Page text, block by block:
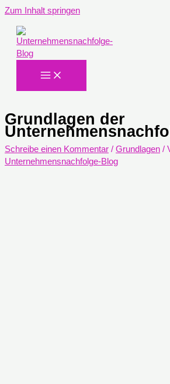
Zum Inhalt springen
Grundlagen der
Schreibe einen Kommentar / Grundlagen /
Unternehmensnachfolge-Blog